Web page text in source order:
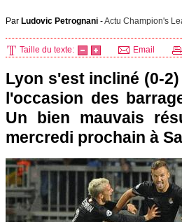
Par Ludovic Petrognani -Actu Champion's
Taille du texte: Email
Lyon s'est incliné (0-
l'occasion des
Un bien mauvais
mercredi prochain à